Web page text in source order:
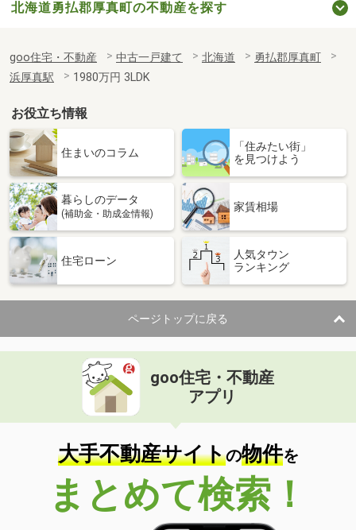
北海道勇払郡厚真町の不動産を探す
goo住宅・不動産 中古一戸建て 北海道
勇払郡厚真町
浜厚真駅
1980万円 3LDK
お役立ち情報
住まいのコラム
「住みたい街」
を見つけよう
暮らしのデータ
(補助金・助成金情報)
家賃相場
住宅ローン
人気タウン
ランキング
ページトップに戻る
goo住宅・不動産
アプリ
大手不動産サイトの物件を
まとめて検索！